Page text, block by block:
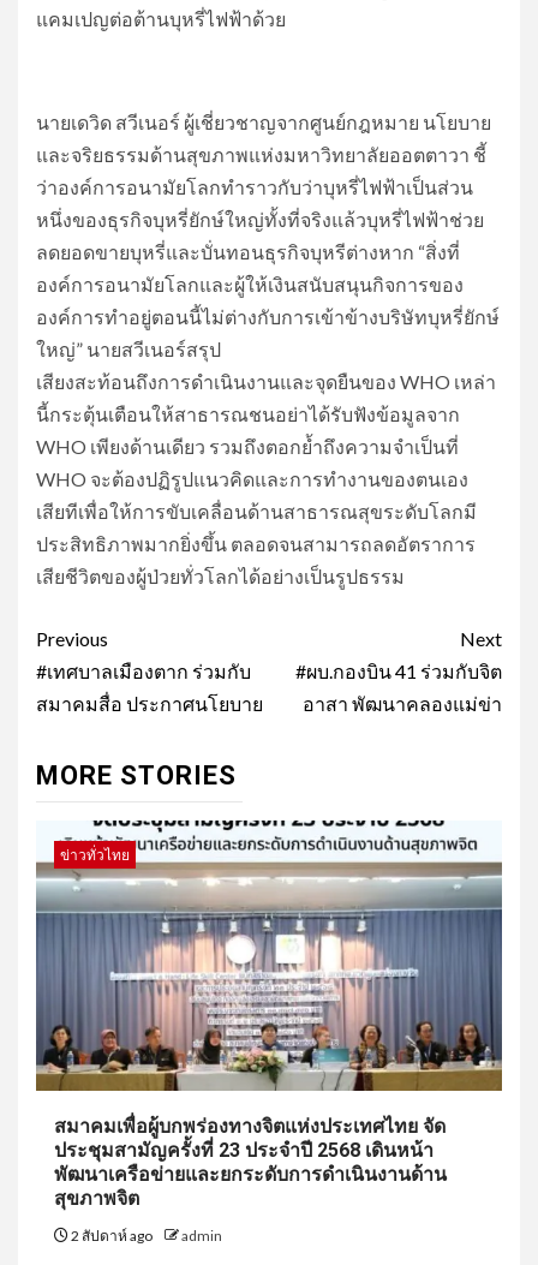
แคมเปญต่อต้านบุหรี่ไฟฟ้าด้วย
​นายเดวิด สวีเนอร์ ผู้เชี่ยวชาญจากศูนย์กฎหมาย นโยบาย
และจริยธรรมด้านสุขภาพแห่งมหาวิทยาลัยออตตาวา ชี้
ว่าองค์การอนามัยโลกทำราวกับว่าบุหรี่ไฟฟ้าเป็นส่วน
หนึ่งของธุรกิจบุหรี่ยักษ์ใหญ่ทั้งที่จริงแล้วบุหรี่ไฟฟ้าช่วย
ลดยอดขายบุหรี่และบั่นทอนธุรกิจบุหรีต่างหาก “สิ่งที่
องค์การอนามัยโลกและผู้ให้เงินสนับสนุนกิจการของ
องค์การทำอยู่ตอนนี้ไม่ต่างกับการเข้าข้างบริษัทบุหรี่ยักษ์
ใหญ่” นายสวีเนอร์สรุป
​เสียงสะท้อนถึงการดำเนินงานและจุดยืนของ WHO เหล่า
นี้กระตุ้นเตือนให้สาธารณชนอย่าได้รับฟังข้อมูลจาก
WHO เพียงด้านเดียว รวมถึงตอกย้ำถึงความจำเป็นที่
WHO จะต้องปฏิรูปแนวคิดและการทำงานของตนเอง
เสียทีเพื่อให้การขับเคลื่อนด้านสาธารณสุขระดับโลกมี
ประสิทธิภาพมากยิ่งขึ้น ตลอดจนสามารถลดอัตราการ
เสียชีวิตของผู้ป่วยทั่วโลกได้อย่างเป็นรูปธรรม
Post
navigation
Previous
#เทศบาลเมืองตาก ร่วมกับ
สมาคมสื่อ ประกาศนโยบาย
Next
#ผบ.กองบิน 41 ร่วมกับจิต
อาสา พัฒนาคลองแม่ข่า
MORE STORIES
ข่าวทั่วไทย
สมาคมเพื่อผู้บกพร่องทางจิตแห่งประเทศไทย จัด
ประชุมสามัญครั้งที่ 23 ประจำปี 2568 เดินหน้า
พัฒนาเครือข่ายและยกระดับการดำเนินงานด้าน
สุขภาพจิต
2 สัปดาห์ ago admin